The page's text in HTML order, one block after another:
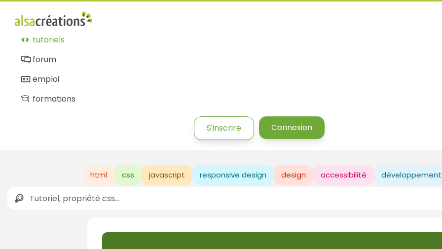
tutoriels
forum
emploi
formations
S'inscrire Connexion
html css javascript responsive design design accessibilité développement